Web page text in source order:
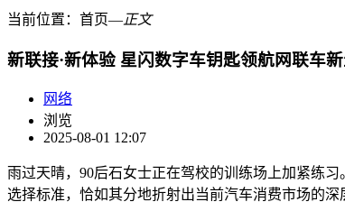
当前位置： 首页―正文
新联接·新体验 星闪数字车钥匙领航网联车
网络
浏览
2025-08-01 12:07
雨过天晴，90后石女士正在驾校的训练场上加紧练
选择标准，恰如其分地折射出当前汽车消费市场的